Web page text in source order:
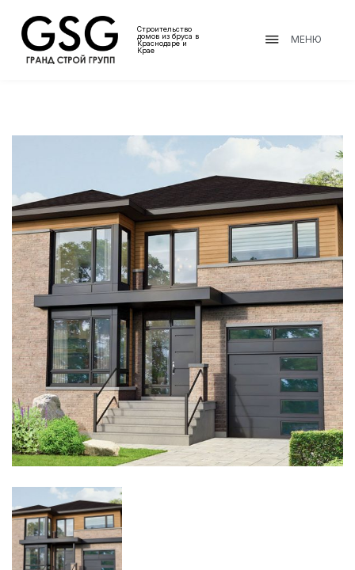
Строительство
домов из бруса в
Краснодаре и
Крае
МЕНЮ